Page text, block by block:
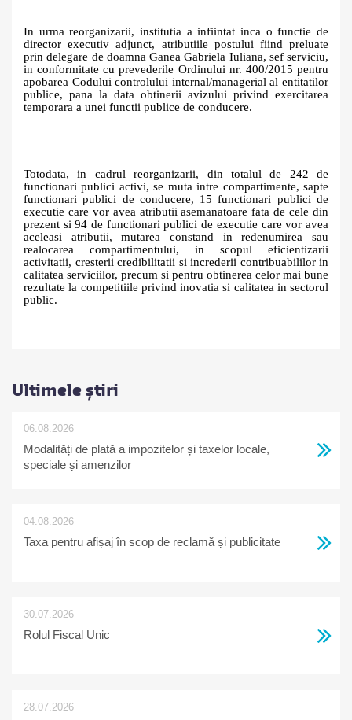
In urma reorganizarii, institutia a infiintat inca o functie de
director executiv adjunct, atributiile postului fiind preluate
prin delegare de doamna Ganea Gabriela Iuliana, sef serviciu,
in conformitate cu prevederile Ordinului nr. 400/2015 pentru
apobarea Codului controlului internal/managerial al entitatilor
publice, pana la data obtinerii avizului privind exercitarea
temporara a unei functii publice de conducere.
Totodata, in cadrul reorganizarii, din totalul de 242 de
functionari publici activi, se muta intre compartimente, sapte
functionari publici de conducere, 15 functionari publici de
executie care vor avea atributii asemanatoare fata de cele din
prezent si 94 de functionari publici de executie care vor avea
aceleasi atributii, mutarea constand in redenumirea sau
realocarea compartimentului, in scopul eficientizarii
activitatii, cresterii credibilitatii si increderii contribuabililor in
calitatea serviciilor, precum si pentru obtinerea celor mai bune
rezultate la competitiile privind inovatia si calitatea in sectorul
public.
Ultimele știri
06.08.2026
Modalități de plată a impozitelor și taxelor locale,
speciale și amenzilor
04.08.2026
Taxa pentru afișaj în scop de reclamă și publicitate
30.07.2026
Rolul Fiscal Unic
28.07.2026